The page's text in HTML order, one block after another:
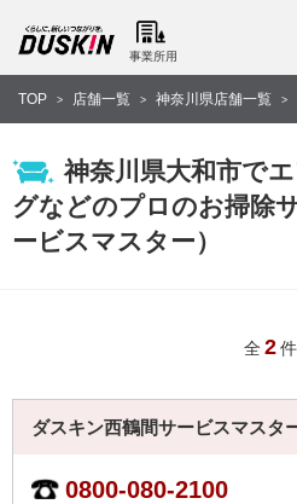
事業所用
TOP > 店舗一覧 > 神奈川県店舗一覧 >
神奈川県大和市で
グなどのプロのお掃除
ービスマスター）
全2件
ダスキン西鶴間サービスマスタ
0800-080-2100